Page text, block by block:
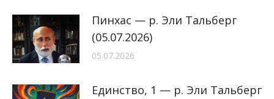
Пинхас — р. Эли Тальберг
(05.07.2026)
05.07.2026
Единство, 1 — р. Эли Тальберг